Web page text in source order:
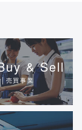
売買事業
& Sell